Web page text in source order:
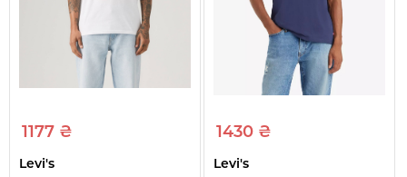
1177 ₴
Levi's
1430 ₴
Levi's